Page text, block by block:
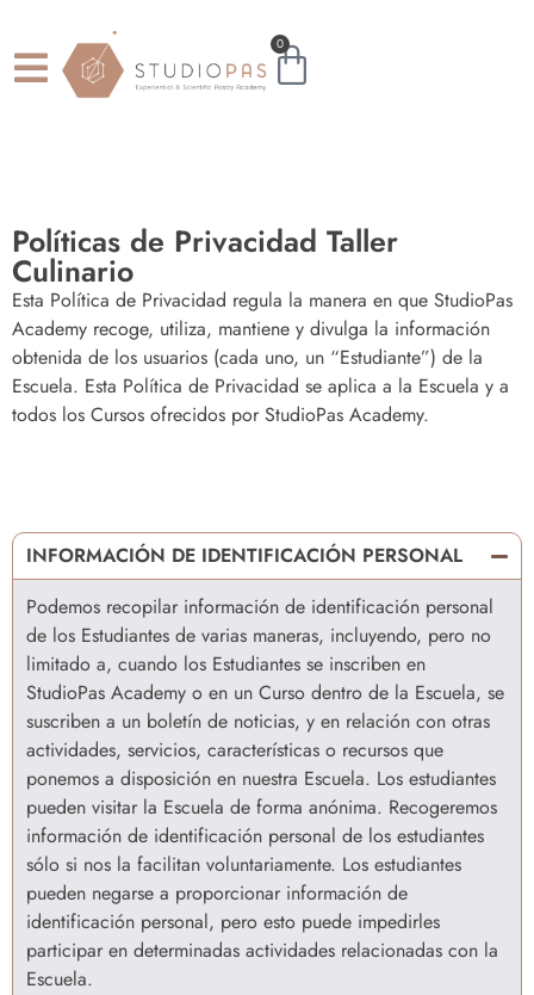
0
Políticas de Privacidad Taller
Culinario
Esta Política de Privacidad regula la manera en que StudioPas
Academy recoge, utiliza, mantiene y divulga la información
obtenida de los usuarios (cada uno, un “Estudiante”) de la
Escuela. Esta Política de Privacidad se aplica a la Escuela y a
todos los Cursos ofrecidos por StudioPas Academy.
INFORMACIÓN DE IDENTIFICACIÓN PERSONAL
Podemos recopilar información de identificación personal
de los Estudiantes de varias maneras, incluyendo, pero no
limitado a, cuando los Estudiantes se inscriben en
StudioPas Academy o en un Curso dentro de la Escuela, se
suscriben a un boletín de noticias, y en relación con otras
actividades, servicios, características o recursos que
ponemos a disposición en nuestra Escuela. Los estudiantes
pueden visitar la Escuela de forma anónima. Recogeremos
información de identificación personal de los estudiantes
sólo si nos la facilitan voluntariamente. Los estudiantes
pueden negarse a proporcionar información de
identificación personal, pero esto puede impedirles
participar en determinadas actividades relacionadas con la
Escuela.